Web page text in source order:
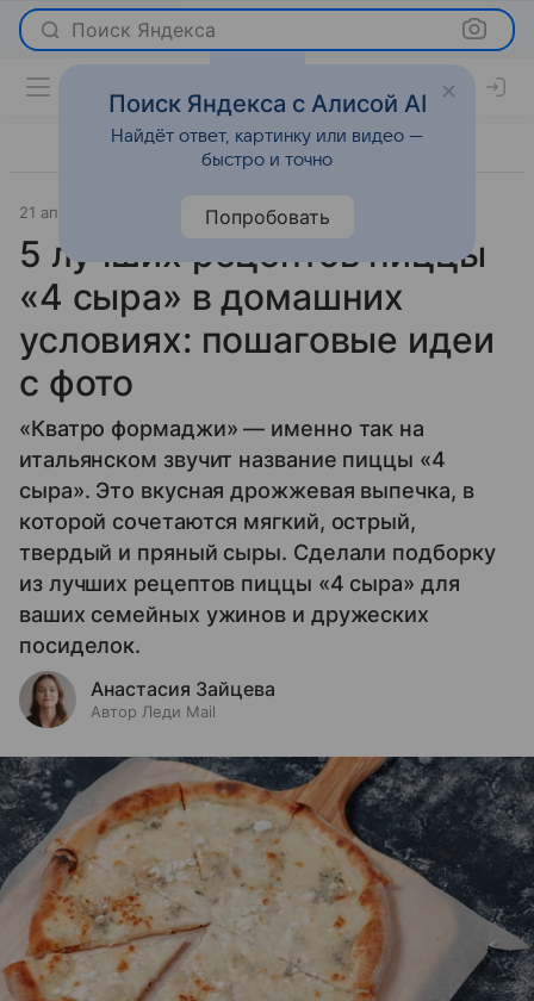
Поиск Яндекса
21 апреля 2025 Рецепты
5 лучших рецептов пиццы
«4 сыра» в домашних
условиях: пошаговые идеи
с фото
«Кватро формаджи» — именно так на
итальянском звучит название пиццы «4
сыра». Это вкусная дрожжевая выпечка, в
которой сочетаются мягкий, острый,
твердый и пряный сыры. Сделали подборку
из лучших рецептов пиццы «4 сыра» для
ваших семейных ужинов и дружеских
посиделок.
Анастасия Зайцева
Автор Леди Mail
Поиск Яндекса с Алисой AI
Найдёт ответ, картинку или видео —
быстро и точно
Попробовать